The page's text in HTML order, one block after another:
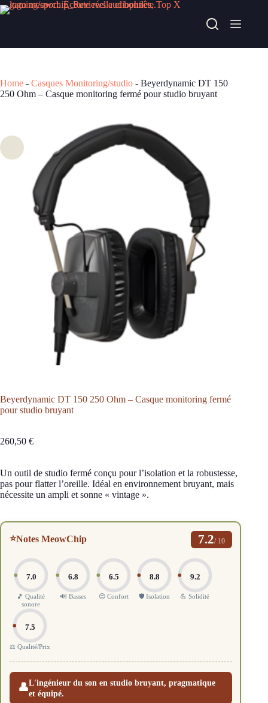
Passer
au
Acheter chez gear4music
Home - Casques Monitoring/studio - Beyerdynamic DT 150
250 Ohm – Casque monitoring fermé pour studio bruyant
Beyerdynamic DT 150 250 Ohm – Casque monitoring fermé
pour studio bruyant
260,50 €
Un outil de studio fermé conçu pour l’isolation et la robustesse,
pas pour flatter l’oreille. Idéal en environnement bruyant, mais
nécessite un ampli et sonne « vintage ».
⭐Notes MeowChip 7.2/ 10
7.0
🎵 Qualité
sonore
6.8
🔊 Basses
6.5
😌 Confort
8.8
🛡️ Isolation
9.2
💪 Solidité
7.5
⚖️ Qualité/Prix
👤L'ingénieur du son en studio bruyant, pragmatique
et équipé.